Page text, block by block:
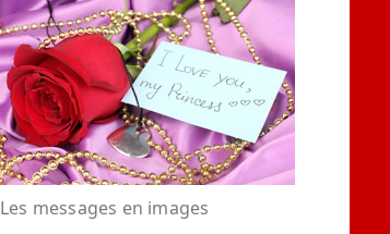
Les messages en images